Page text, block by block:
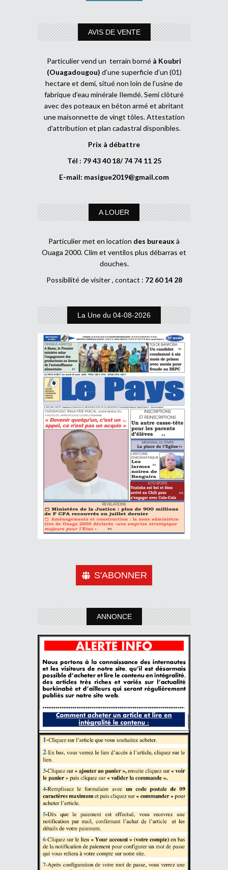
AVIS DE VENTE
Particulier vend un terrain borné à Koubri
(Ouagadougou) d’une superficie d’un (01)
hectare et demi, situé non loin de l’usine de
fabrique d’eau minérale Ilemdé. Semi clôturé
avec des poteaux en béton armé et abritant
une maisonnette de vingt tôles. Attestation
d’attribution et plan cadastral disponibles.
Prix à débattre
Tél : 79 43 40 18/ 74 74 11 25
E-mail: masigue2019@gmail.com
A LOUER
Particulier met en location des bureaux à
Ouaga 2000. Clim et ventilos plus débarras et
douches.
Possibilité de visiter , contact : 72 60 14 28
La Une du 04-08-2026
S'ABONNER
ANNONCE